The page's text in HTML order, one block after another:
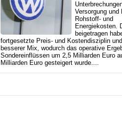
Versorgung und
Rohstoff- und
Energiekosten.
beigetragen
fortgesetzte Preis- und Kostendisziplin
besserer Mix, wodurch das operative
Sondereinflüssen um 2,5 Milliarden Euro
Milliarden Euro gesteigert wurde....